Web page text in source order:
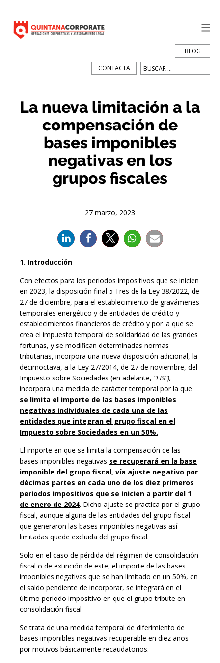
CONTACTA Buscar:
BLOG
La nueva limitación a la
compensación de
bases imponibles
negativas en los
grupos fiscales
27 marzo, 2023
1. Introducción
Con efectos para los periodos impositivos que se inicien
en 2023, la disposición final 5 Tres de la Ley 38/2022, de
27 de diciembre, para el establecimiento de gravámenes
temporales energético y de entidades de crédito y
establecimientos financieros de crédito y por la que se
crea el impuesto temporal de solidaridad de las grandes
fortunas, y se modifican determinadas normas
tributarias, incorpora una nueva disposición adicional, la
decimoctava, a la Ley 27/2014, de 27 de noviembre, del
Impuesto sobre Sociedades (en adelante, “LIS”),
incorpora una medida de carácter temporal por la que
se limita el importe de las bases imponibles
negativas individuales de cada una de las
entidades que integran el grupo fiscal en el
Impuesto sobre Sociedades en un 50%.
El importe en que se limita la compensación de las
bases imponibles negativas se recuperará en la base
imponible del grupo fiscal, vía ajuste negativo por
décimas partes en cada uno de los diez primeros
periodos impositivos que se inicien a partir del 1
de enero de 2024. Dicho ajuste se practica por el grupo
fiscal, aunque alguna de las entidades del grupo fiscal
que generaron las bases imponibles negativas así
limitadas quede excluida del grupo fiscal.
Solo en el caso de pérdida del régimen de consolidación
fiscal o de extinción de este, el importe de las bases
imponibles negativas que se han limitado en un 50%, en
el saldo pendiente de incorporar, se integrará en el
último periodo impositivo en que el grupo tribute en
consolidación fiscal.
Se trata de una medida temporal de diferimiento de
bases imponibles negativas recuperable en diez años
por motivos básicamente recaudatorios.